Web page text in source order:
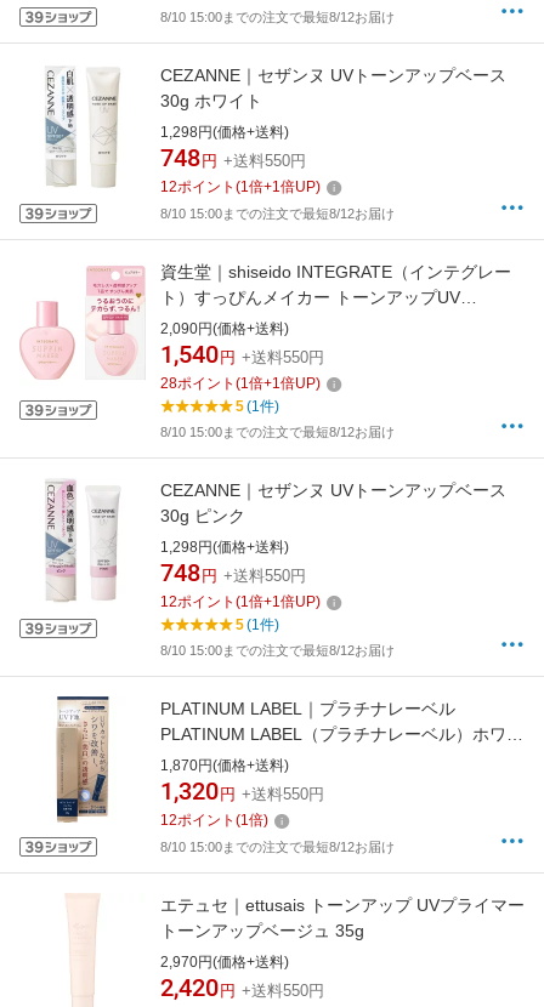
8/10 15:00までの注文で最短8/12お届け
CEZANNE｜セザンヌ UVトーンアップベース
30g ホワイト
1,298円(価格+送料)
748 円 +送料550円
12ポイント (1倍+1倍UP)
8/10 15:00までの注文で最短8/12お届け
資生堂｜shiseido INTEGRATE（インテグレー
ト）すっぴんメイカー トーンアップUV
25mL[化粧下地]
2,090円(価格+送料)
1,540 円 +送料550円
28ポイント (1倍+1倍UP)
5(1件)
8/10 15:00までの注文で最短8/12お届け
CEZANNE｜セザンヌ UVトーンアップベース
30g ピンク
1,298円(価格+送料)
748 円 +送料550円
12ポイント (1倍+1倍UP)
5(1件)
8/10 15:00までの注文で最短8/12お届け
PLATINUM LABEL｜プラチナレーベル
PLATINUM LABEL（プラチナレーベル）ホワイ
トニングリンクルトーンアップUV下地 30g
1,870円(価格+送料)
1,320 円 +送料550円
12ポイント (1倍)
8/10 15:00までの注文で最短8/12お届け
エテュセ｜ettusais トーンアップ UVプライマー
トーンアップベージュ 35g
2,970円(価格+送料)
2,420 円 +送料550円